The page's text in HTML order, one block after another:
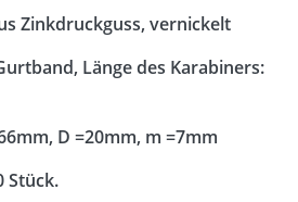
Zinkdruckguss, vernickelt
Länge des Karabiners:
D =20mm, m =7mm
Stück.